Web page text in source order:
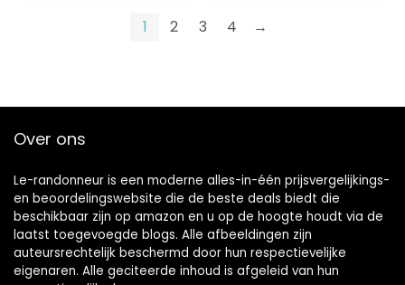
1 2 3 4 →
Over ons
Le-randonneur is een moderne alles-in-één prijsvergelijkings-
en beoordelingswebsite die de beste deals biedt die
beschikbaar zijn op amazon en u op de hoogte houdt via de
laatst toegevoegde blogs. Alle afbeeldingen zijn
auteursrechtelijk beschermd door hun respectievelijke
eigenaren. Alle geciteerde inhoud is afgeleid van hun